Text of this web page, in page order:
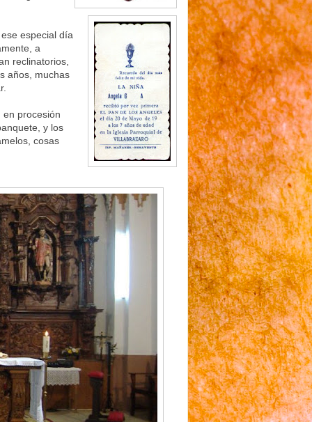
especial día
a
reclinatorios,
años, muchas
en procesión
y los
cosas